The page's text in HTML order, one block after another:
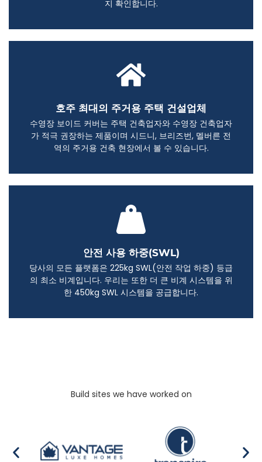
지 확인합니다.
호주 최대의 주거용 주택 건설업체
수영장 보이드 커버는 주택 건축업자와 수영장 건축업자
가 적극 권장하는 제품이며 시드니, 브리즈번, 멜버른 전
역의 주거용 건축 현장에서 볼 수 있습니다.
안전 사용 하중(SWL)
당사의 모든 플랫폼은 225kg SWL(안전 작업 하중) 등급
의 최소 비계입니다. 우리는 또한 더 큰 비계 시스템을 위
한 450kg SWL 시스템을 공급합니다.
Build sites we have worked on